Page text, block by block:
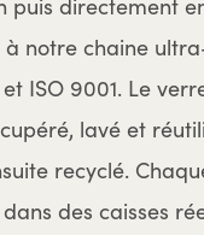
à notre chaine
ISO 9001. Le
lavé et
recyclé.
des caisses